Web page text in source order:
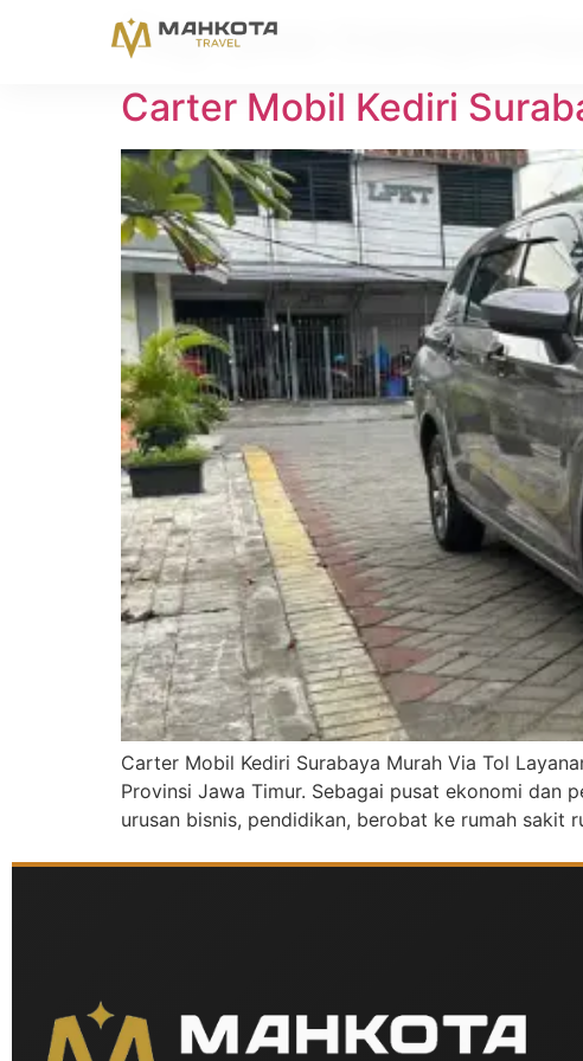
Tag:jasa
Carter Mobil Kediri
Carter Mobil Kediri Surabaya Murah Via Tol
Provinsi Jawa Timur. Sebagai pusat ekonomi dan
urusan bisnis, pendidikan, berobat ke rumah sakit